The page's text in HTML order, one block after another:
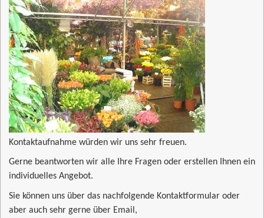
Kontaktaufnahme würden wir uns sehr freuen.
Gerne beantworten wir alle Ihre Fragen oder erstellen Ihnen ein
individuelles Angebot.
Sie können uns über das nachfolgende Kontaktformular oder
aber auch sehr gerne über Email,